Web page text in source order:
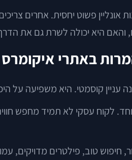
אונליין פשוט יחסית. אחרים
והאם היא יכולה לשרת גם את
באתרי איקומרס
עניין קוסמטי. היא משפיעה על
לקוח עסקי לא תמיד מחפש
חיפוש טוב, פילטרים מדויקים,